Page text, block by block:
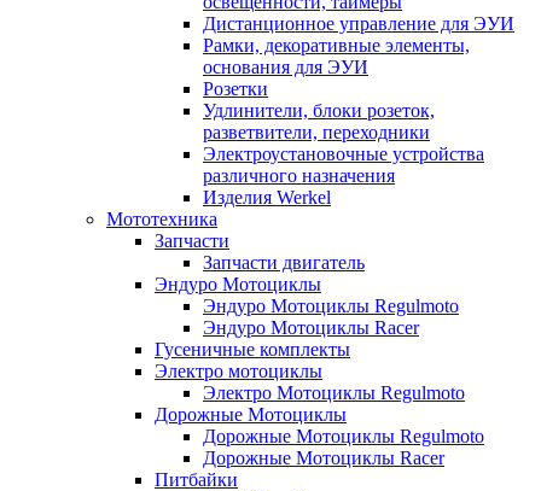
Дистанционное управление для ЭУИ
Рамки, декоративные элементы,
основания для ЭУИ
Розетки
Удлинители, блоки розеток,
разветвители, переходники
Электроустановочные устройства
различного назначения
Изделия Werkel
Мототехника
Запчасти
Запчасти двигатель
Эндуро Мотоциклы
Эндуро Мотоциклы Regulmoto
Эндуро Мотоциклы Racer
Гусеничные комплекты
Электро мотоциклы
Электро Мотоциклы Regulmoto
Дорожные Мотоциклы
Дорожные Мотоциклы Regulmoto
Дорожные Мотоциклы Racer
Питбайки